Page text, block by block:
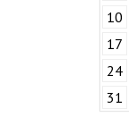
10
17
24
31